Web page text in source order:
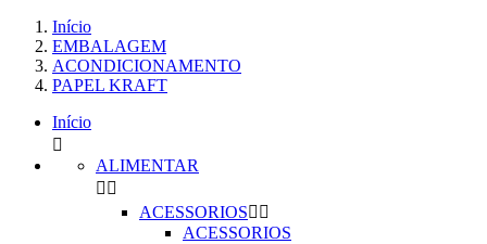
Início
EMBALAGEM
ACONDICIONAMENTO
PAPEL KRAFT
Início

ALIMENTAR
 
ACESSORIOS 
ACESSORIOS